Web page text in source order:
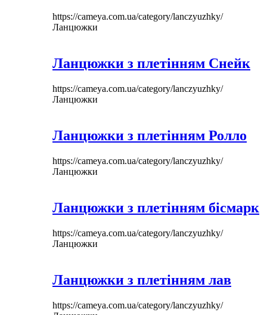
https://cameya.com.ua/category/lanczyuzhky/
Ланцюжки
Ланцюжки з плетінням Снейк
https://cameya.com.ua/category/lanczyuzhky/
Ланцюжки
Ланцюжки з плетінням Ролло
https://cameya.com.ua/category/lanczyuzhky/
Ланцюжки
Ланцюжки з плетінням бісмарк
https://cameya.com.ua/category/lanczyuzhky/
Ланцюжки
Ланцюжки з плетінням лав
https://cameya.com.ua/category/lanczyuzhky/